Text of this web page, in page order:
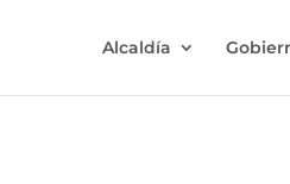
Alcaldía